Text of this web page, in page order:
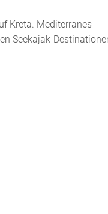
Kreta. Mediterranes
Seekajak-